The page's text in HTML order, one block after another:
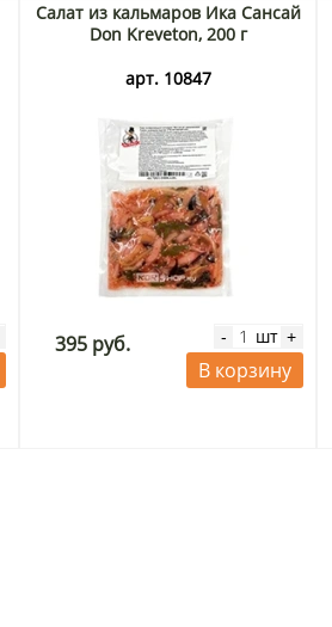
Салат из кальмаров Ика Сансай
Don Kreveton, 200 г
арт. 10847
395 руб. - шт +
В корзину